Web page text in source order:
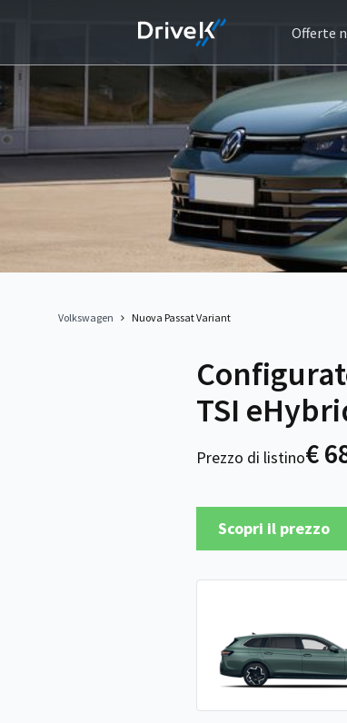
Offerte
Volkswagen Nuova Passat Variant
TSI
Prezzo di listino€
Scopri il prezzo